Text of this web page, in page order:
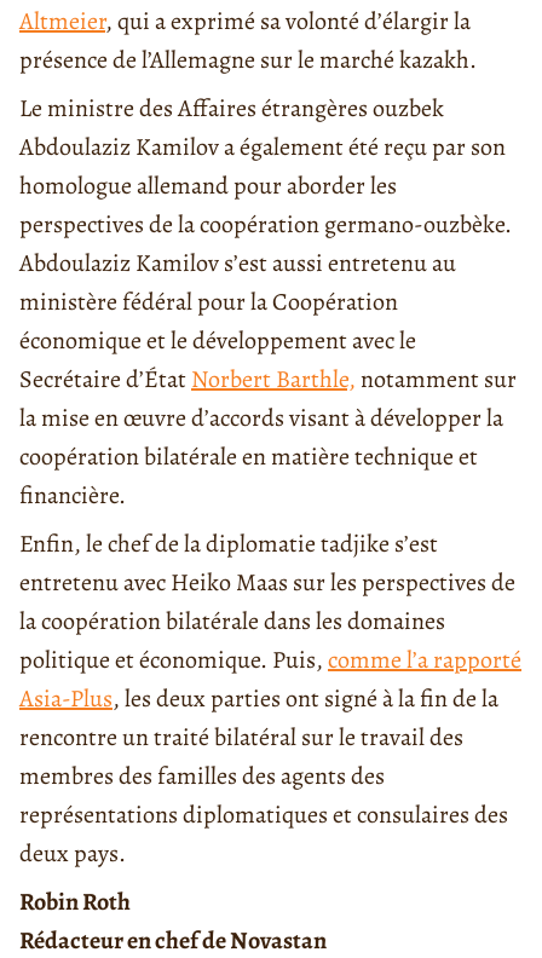
Altmeier, qui a exprimé sa volonté d’élargir la
présence de l’Allemagne sur le marché kazakh.
Le ministre des Affaires étrangères ouzbek
Abdoulaziz Kamilov a également été reçu par son
homologue allemand pour aborder les
perspectives de la coopération germano-ouzbèke.
Abdoulaziz Kamilov s’est aussi entretenu au
ministère fédéral pour la Coopération
économique et le développement avec le
Secrétaire d’ÉtatNorbert Barthle,notamment sur
la mise en œuvre d’accords visant à développer la
coopération bilatérale en matière technique et
financière.
Enfin, le chef de la diplomatie tadjike s’est
entretenu avec Heiko Maas sur les perspectives de
la coopération bilatérale dans les domaines
politique et économique. Puis,comme l’a rapporté
Asia-Plus, les deux parties ont signé à la fin de la
rencontre un traité bilatéral sur le travail des
membres des familles des agents des
représentations diplomatiques et consulaires des
deux pays.
Robin Roth
Rédacteur en chef de Novastan